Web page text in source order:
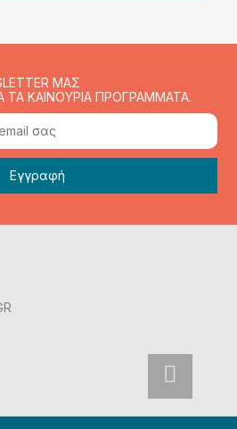
ΜΑΣ
ΤΑ ΚΑΙΝΟΥΡΙΑ ΠΡΟΓΡΑΜΜΑΤΑ.